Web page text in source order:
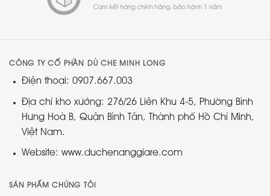
CÔNG TY CỔ PHẦN DÙ CHE MINH LONG
Điện thoại: 0907.667.003
Địa chỉ kho xưởng: 276/26 Liên Khu 4-5, Phường Bình
Hưng Hoà B, Quận Bình Tân, Thành phố Hồ Chí Minh,
Việt Nam.
Website: www.duchenanggiare.com
SẢN PHẨM CHÚNG TÔI